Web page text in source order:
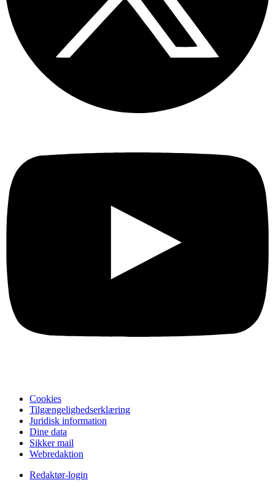
Cookies
Tilgængelighedserklæring
Juridisk information
Dine data
Sikker mail
Webredaktion
Redaktør-login